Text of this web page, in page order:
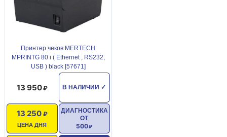
Принтер чеков MERTECH
MPRINTG 80 i ( Ethernet , RS232,
USB ) black [57671]
В НАЛИЧИИ ✓
13 950
ЦЕНА ДНЯ
13 250
ДИАГНОСТИКА
ОТ
500